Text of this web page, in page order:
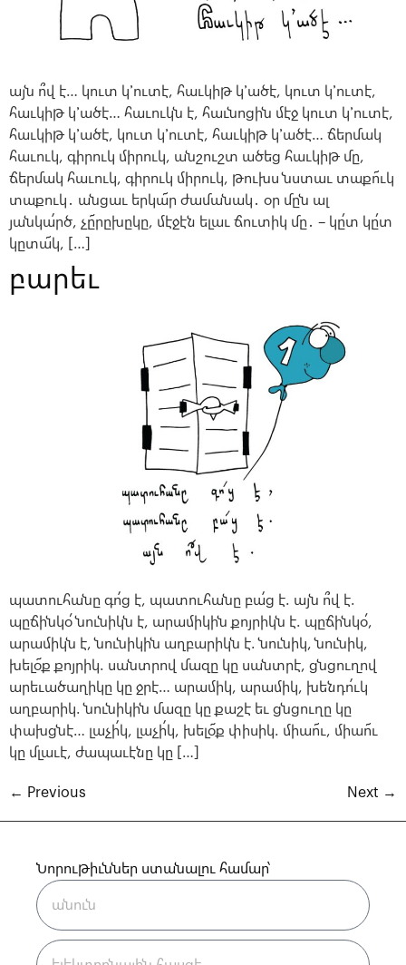
այն ո՞վ է… կուտ կ՚ուտէ, հաւկիթ կ՚ածէ, կուտ կ՚ուտէ,
հաւկիթ կ՚ածէ… հաւուկն է, հաւնոցին մէջ կուտ կ՚ուտէ,
հաւկիթ կ՚ածէ, կուտ կ՚ուտէ, հաւկիթ կ՚ածէ… ճերմակ
հաւուկ, գիրուկ միրուկ, անշուշտ ածեց հաւկիթ մը,
ճերմակ հաւուկ, գիրուկ միրուկ, թուխս նստաւ տաքո՜ւկ
տաքուկ․ անցաւ երկա՜ր ժամանակ․ օր մըն ալ
յանկա՛րծ, չը՜րըխըկը, մէջէն ելաւ ճուտիկ մը․ – կը՛տ կը՛տ
կըտա՜կ, […]
բարեւ
պատուհանը գո՛ց է, պատուհանը բա՛ց է. այն ո՞վ է.
պըճինկօ՛ նունիկն է, արամիկին քոյրիկն է. պըճինկօ՛,
արամիկն է, նունիկին աղբարիկն է. նունիկ, նունիկ,
խելօ՜ք քոյրիկ. սանտրով մազը կը սանտրէ, ցնցուղով
արեւածաղիկը կը ջրէ… արամիկ, արամիկ, խենդո՛ւկ
աղբարիկ. նունիկին մազը կը քաշէ եւ ցնցուղը կը
փախցնէ… լաչի՛կ, լաչի՛կ, խելօ՜ք փիսիկ. միաո՜ւ, միաո՜ւ
կը մլաւէ, ժապաւէնը կը […]
← Previous Next →
Նորութիւններ ստանալու համար՝